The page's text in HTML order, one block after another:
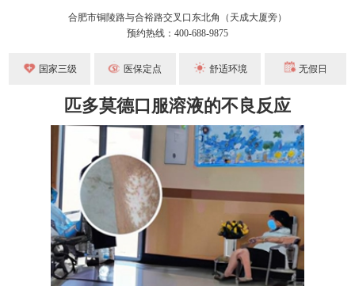
合肥市铜陵路与合裕路交叉口东北角（天成大厦旁）
预约热线：400-688-9875
国家三级 医保定点 舒适环境 无假日
匹多莫德口服溶液的不良反应